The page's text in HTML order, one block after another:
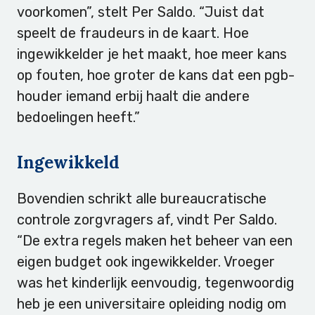
voorkomen”, stelt Per Saldo. “Juist dat
speelt de fraudeurs in de kaart. Hoe
ingewikkelder je het maakt, hoe meer kans
op fouten, hoe groter de kans dat een pgb-
houder iemand erbij haalt die andere
bedoelingen heeft.”
Ingewikkeld
Bovendien schrikt alle bureaucratische
controle zorgvragers af, vindt Per Saldo.
“De extra regels maken het beheer van een
eigen budget ook ingewikkelder. Vroeger
was het kinderlijk eenvoudig, tegenwoordig
heb je een universitaire opleiding nodig om